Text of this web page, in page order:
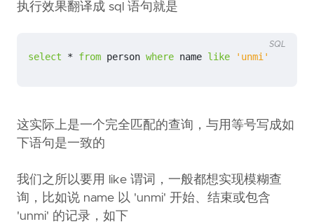
执行效果翻译成 sql 语句就是
select * from person where name like 'unmi'
SQL
这实际上是一个完全匹配的查询，与用等号写成如
下语句是一致的
我们之所以要用 like 谓词，一般都想实现模糊查
询，比如说 name 以 'unmi' 开始、结束或包含
'unmi' 的记录，如下